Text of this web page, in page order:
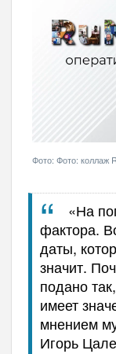
Фото: Фото: коллаж
«На
фактора.
даты,
значит.
подано
имеет
мнением
Игорь